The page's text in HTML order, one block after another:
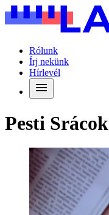
Rólunk
Írj nekünk
Hírlevél
Pesti Srácok